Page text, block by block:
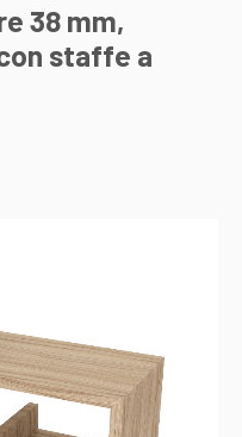
38 mm,
staffe a